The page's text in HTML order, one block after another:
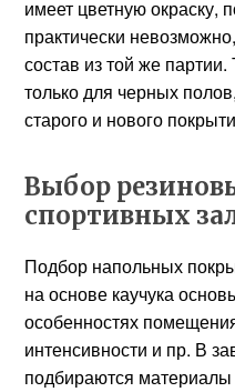
имеет цветную окраску,
практически
состав из той же
только для черных
старого и нового
Выбор
спортивных
Подбор напольных
на основе каучука
особенностях
интенсивности и пр. В
подбираются